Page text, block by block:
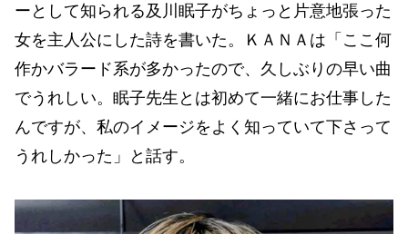
ーとして知られる及川眠子がちょっと片意地張った
女を主人公にした詩を書いた。ＫＡＮＡは「ここ何
作かバラード系が多かったので、久しぶりの早い曲
でうれしい。眠子先生とは初めて一緒にお仕事した
んですが、私のイメージをよく知っていて下さって
うれしかった」と話す。